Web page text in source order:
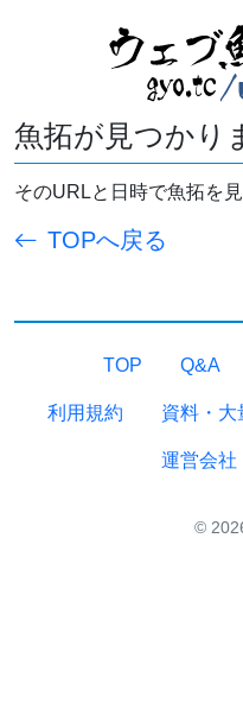
魚拓が見つかり
そのURLと日時で魚拓を
TOPへ戻る
TOP Q&A
利用規約 資料・大
運営会社
©